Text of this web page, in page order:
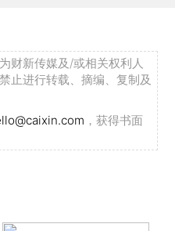
财新传媒及/或相关权利人
止进行转载、摘编、复制及
，获得书面